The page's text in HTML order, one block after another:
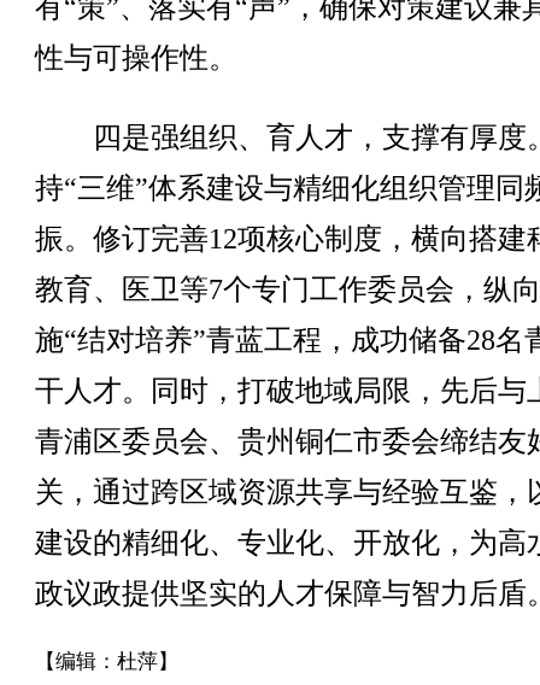
有“策”、落实有“声”，确保对策建议兼
性与可操作性。
四是强组织、育人才，支撑有厚度
持“三维”体系建设与精细化组织管理同
振。修订完善12项核心制度，横向搭建
教育、医卫等7个专门工作委员会，纵
施“结对培养”青蓝工程，成功储备28名
干人才。同时，打破地域局限，先后与
青浦区委员会、贵州铜仁市委会缔结友
关，通过跨区域资源共享与经验互鉴，
建设的精细化、专业化、开放化，为高
政议政提供坚实的人才保障与智力后盾
【编辑：杜萍】